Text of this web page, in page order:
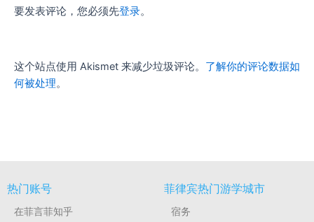
要发表评论，您必须先登录。
这个站点使用 Akismet 来减少垃圾评论。 了解你的评论数据如
何被处理。
热门账号
在菲言菲知乎
菲律宾热门游学城市
宿务